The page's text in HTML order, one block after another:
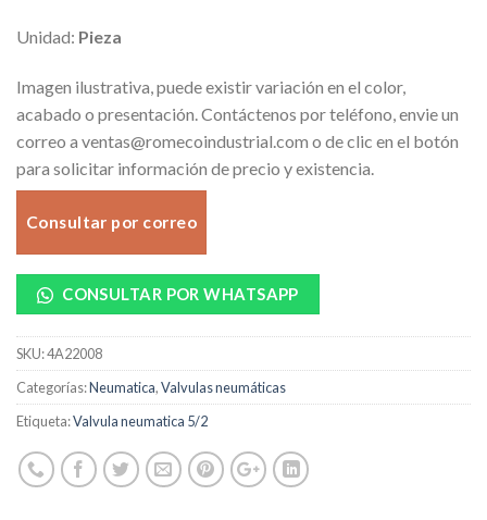
Unidad: Pieza
Imagen ilustrativa, puede existir variación en el color,
acabado o presentación. Contáctenos por teléfono, envie un
correo a ventas@romecoindustrial.com o de clic en el botón
para solicitar información de precio y existencia.
Consultar por correo
CONSULTAR POR WHATSAPP
SKU:4A22008
Categorías:Neumatica,Valvulas neumáticas
Etiqueta:Valvula neumatica 5/2